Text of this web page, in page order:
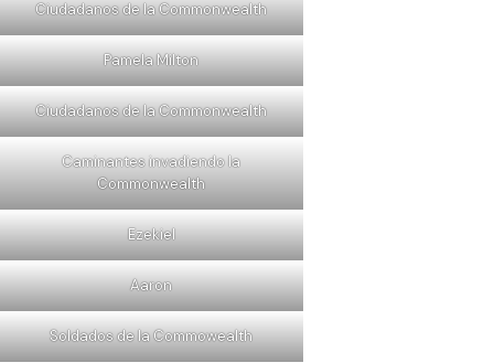
Ciudadanos de la Commonwealth
Pamela Milton
Ciudadanos de la Commonwealth
Caminantes invadiendo la
Commonwealth
Ezekiel
Aaron
Soldados de la Commowealth